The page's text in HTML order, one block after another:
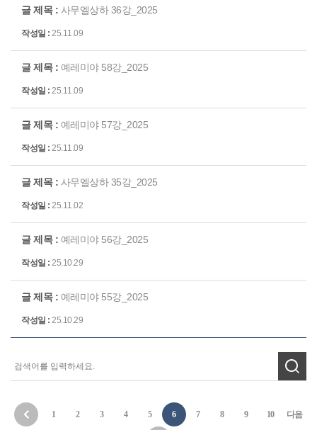
사무엘상하 36강_2025
25.11.09
예레미야 58강_2025
25.11.09
예레미야 57강_2025
25.11.09
사무엘상하 35강_2025
25.11.02
예레미야 56강_2025
25.10.29
예레미야 55강_2025
25.10.29
1 2 3 4 5 6 7 8 9 10 다음